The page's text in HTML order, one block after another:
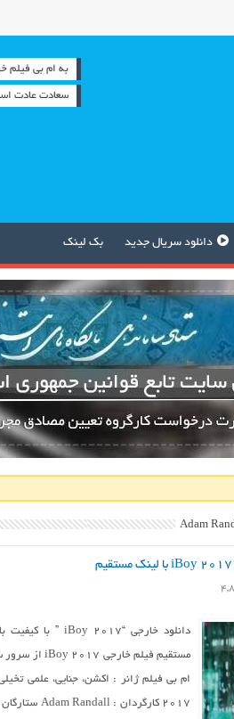
به ام بی فیلم خوش
سعادت عادت
دانلود سریال جدید بک لینک